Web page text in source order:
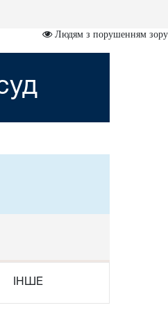
Людям з порушенням зору
ІНШЕ